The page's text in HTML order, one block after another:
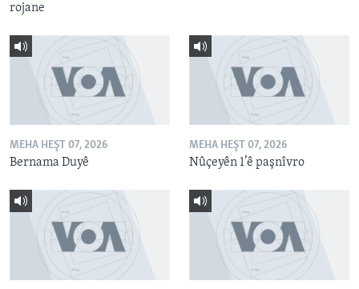
rojane
MEHA HEŞT 07, 2026
Bernama Duyê
MEHA HEŞT 07, 2026
Nûçeyên 1’ê paşnîvro